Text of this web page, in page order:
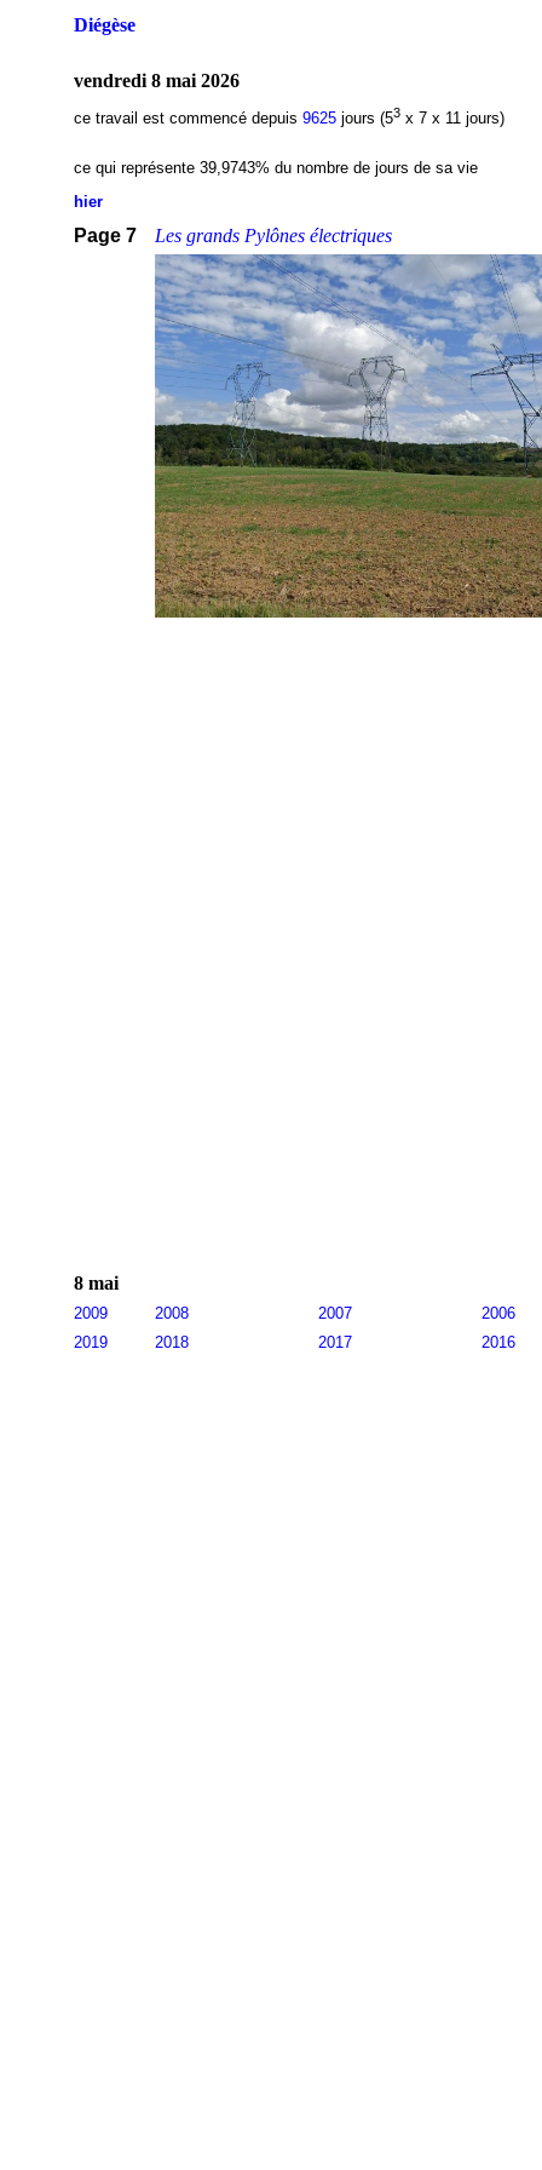
Diégèse
vendredi 8 mai 2026
ce travail est commencé depuis 9625jours (53x 7 x 11 jours)
ce qui représente 39,9743% du nombre de jours de sa vie
hier
Page 7 Les grands Pylônes électriques
8 mai
2009 2008 2007
2006
2019
2018 2017 2016